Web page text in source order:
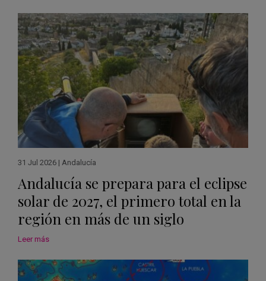
31 Jul 2026 | Andalucía
Andalucía se prepara para el eclipse
solar de 2027, el primero total en la
región en más de un siglo
Leer más